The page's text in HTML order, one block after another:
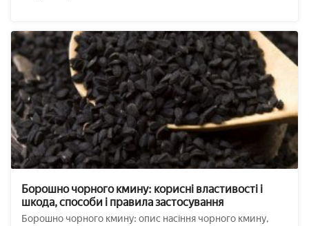
Борошно чорного кмину: корисні властивості і
шкода, способи і правила застосування
Борошно чорного кмину: опис насіння чорного кмину,